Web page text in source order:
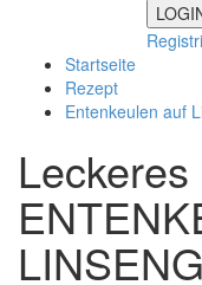
Startseite
Rezept
Entenkeulen auf